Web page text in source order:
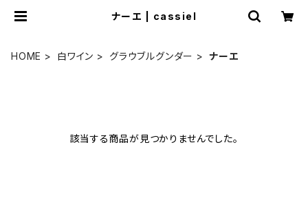
ナーエ | cassiel
HOME 白ワイン グラウブルグンダー ナーエ
該当する商品が見つかりませんでした。